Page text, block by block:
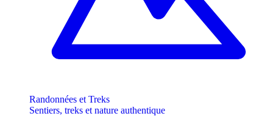
Randonnées et Treks
Sentiers, treks et nature authentique